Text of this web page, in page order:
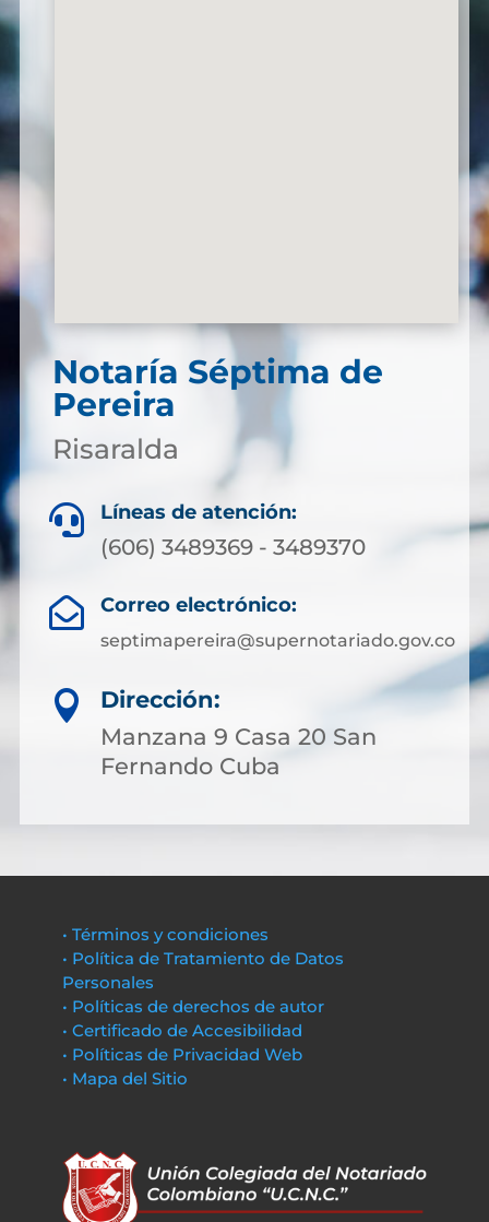
Notaría Séptima de
Pereira
Risaralda
 Líneas de atención:
(606) 3489369 - 3489370
 Correo electrónico:
septimapereira@supernotariado.gov.co

Dirección:
Manzana 9 Casa 20 San
Fernando Cuba
• Términos y condiciones
• Política de Tratamiento de Datos
Personales
• Políticas de derechos de autor
• Certificado de Accesibilidad
• Políticas de Privacidad Web
• Mapa del Sitio